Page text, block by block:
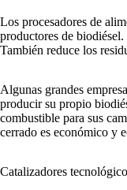
Los procesadores de
productores de
También reduce los
Algunas grandes
producir su propio
combustible para sus
cerrado es económico y
Catalizadores